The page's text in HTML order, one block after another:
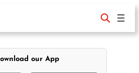
our App